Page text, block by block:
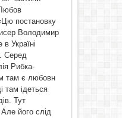
постановку
Володимир
Україні
Серед
Рибка-
там є любовн
там ідеться
Тут
його слід